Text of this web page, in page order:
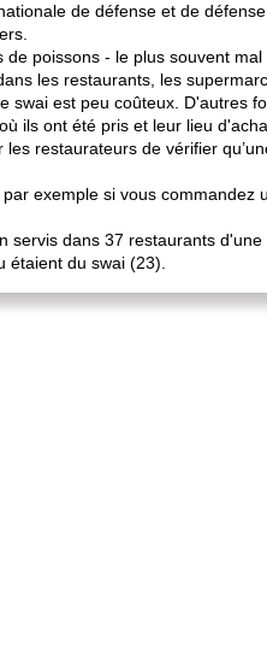
de défense et de
poissons - le plus souvent
les restaurants, les
est peu coûteux. D'autres
ils ont été pris et leur lieu
restaurateurs de vérifier
exemple si vous
servis dans 37 restaurants
du swai (23).